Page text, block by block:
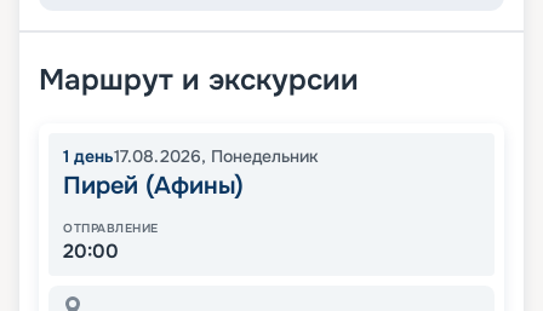
Маршрут и экскурсии
1 день17.08.2026, Понедельник
Пирей (Афины)
ОТПРАВЛЕНИЕ
20:00